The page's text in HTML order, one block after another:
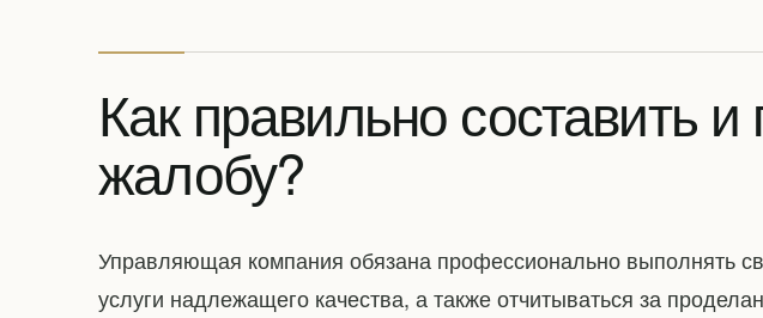
Как правильно составить и
жалобу?
Управляющая компания обязана профессионально выполнять
услуги надлежащего качества, а также отчитываться за